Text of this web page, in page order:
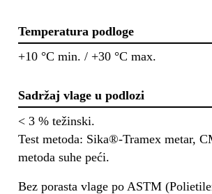
Temperatura podloge
+10 °C min. / +30 °C max.
Sadržaj vlage u podlozi
< 3 % težinski.
Test metoda: Sika®-Tramex metar,
metoda suhe peći.
Bez porasta vlage po ASTM